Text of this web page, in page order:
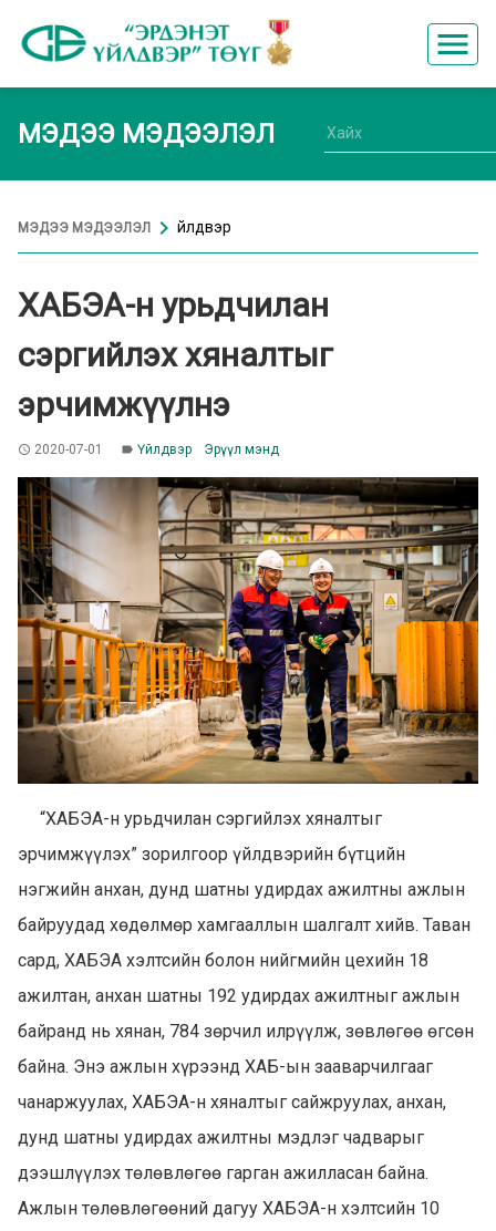
menu
МЭДЭЭ МЭДЭЭЛЭЛ
МЭДЭЭ МЭДЭЭЛЭЛ chevron_right Үйлдвэр
ХАБЭА-н урьдчилан
сэргийлэх хяналтыг
эрчимжүүлнэ
access_time 2020-07-01 label Үйлдвэр Эрүүл мэнд
“ХАБЭА-н урьдчилан сэргийлэх хяналтыг
эрчимжүүлэх” зорилгоор үйлдвэрийн бүтцийн
нэгжийн анхан, дунд шатны удирдах ажилтны ажлын
байруудад хөдөлмөр хамгааллын шалгалт хийв. Таван
сард, ХАБЭА хэлтсийн болон нийгмийн цехийн 18
ажилтан, анхан шатны 192 удирдах ажилтныг ажлын
байранд нь хянан, 784 зөрчил илрүүлж, зөвлөгөө өгсөн
байна. Энэ ажлын хүрээнд ХАБ-ын зааварчилгааг
чанаржуулах, ХАБЭА-н хяналтыг сайжруулах, анхан,
дунд шатны удирдах ажилтны мэдлэг чадварыг
дээшлүүлэх төлөвлөгөө гарган ажилласан байна.
Ажлын төлөвлөгөөний дагуу ХАБЭА-н хэлтсийн 10